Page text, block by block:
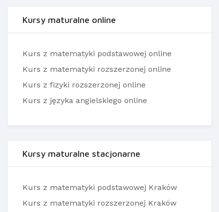
Kursy maturalne online
Kurs z matematyki podstawowej online
Kurs z matematyki rozszerzonej online
Kurs z fizyki rozszerzonej online
Kurs z języka angielskiego online
Kursy maturalne stacjonarne
Kurs z matematyki podstawowej Kraków
Kurs z matematyki rozszerzonej Kraków